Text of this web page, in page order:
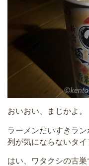
おいおい、まじかよ。
ラーメンだいすきラン
列が気にならないタイ
はい、ワタクシの古